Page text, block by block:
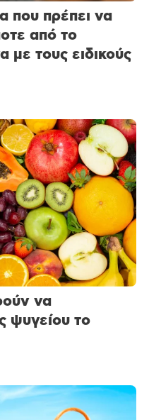
που πρέπει να
από το
με τους ειδικούς
να
ψυγείου το